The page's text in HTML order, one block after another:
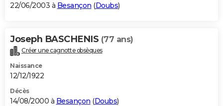
22/06/2003 à Besançon (Doubs)
Joseph BASCHENIS (77 ans)
Créer une cagnotte obsèques
Naissance
12/12/1922
Décès
14/08/2000 à Besançon (Doubs)